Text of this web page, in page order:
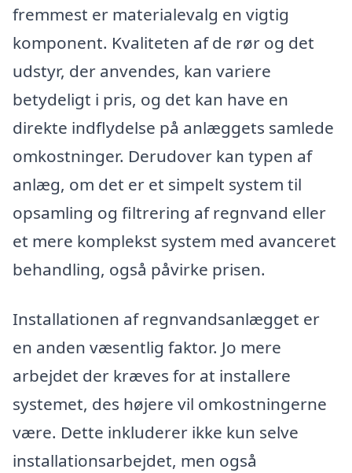
fremmest er materialevalg en vigtig
komponent. Kvaliteten af de rør og det
udstyr, der anvendes, kan variere
betydeligt i pris, og det kan have en
direkte indflydelse på anlæggets samlede
omkostninger. Derudover kan typen af
anlæg, om det er et simpelt system til
opsamling og filtrering af regnvand eller
et mere komplekst system med avanceret
behandling, også påvirke prisen.
Installationen af regnvandsanlægget er
en anden væsentlig faktor. Jo mere
arbejdet der kræves for at installere
systemet, des højere vil omkostningerne
være. Dette inkluderer ikke kun selve
installationsarbejdet, men også